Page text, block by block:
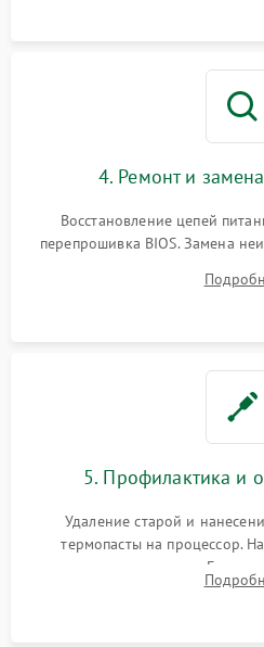
4. Ремонт и
Восстановление цепей
перепрошивка BIOS. Замена
видеокарты, процессора или
восстановления и повышения
5. Профилактика и
Удаление старой и
термопасты на процессор.
комплектующих в слоты.
обеспечения правильной